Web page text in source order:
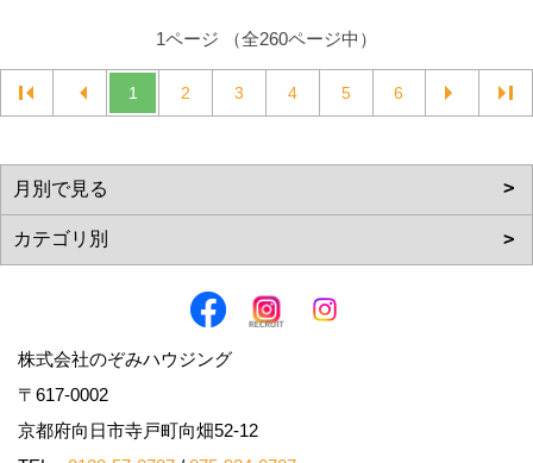
1ページ （全260ページ中）
1 2 3 4 5 6
株式会社のぞみハウジング
〒617-0002
京都府向日市寺戸町向畑52-12